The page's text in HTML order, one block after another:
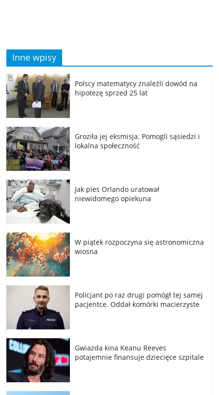
Inne wpisy
Polscy matematycy znaleźli dowód na
hipotezę sprzed 25 lat
Groziła jej eksmisja. Pomogli sąsiedzi i
lokalna społeczność
Jak pies Orlando uratował
niewidomego opiekuna
W piątek rozpoczyna się astronomiczna
wiosna
Policjant po raz drugi pomógł tej samej
pacjentce. Oddał komórki macierzyste
Gwiazda kina Keanu Reeves
potajemnie finansuje dziecięce szpitale